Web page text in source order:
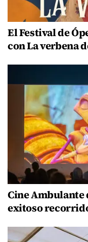
El Festival de
con La verbena
Cine Ambulante
exitoso